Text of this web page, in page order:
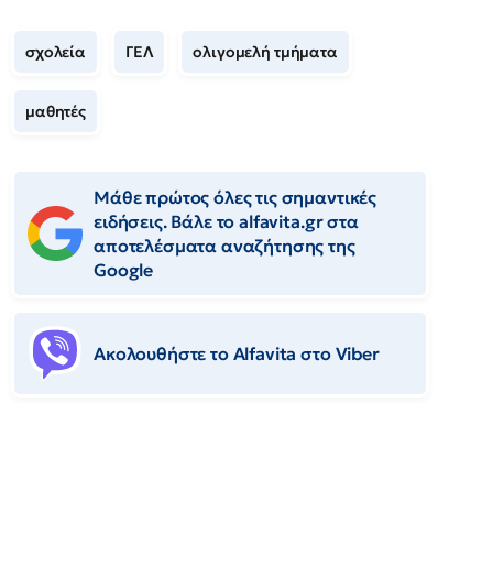
σχολεία ΓΕΛ ολιγομελή τμήματα
μαθητές
Μάθε πρώτος όλες τις σημαντικές
ειδήσεις. Βάλε το alfavita.gr στα
αποτελέσματα αναζήτησης της
Google
Ακολουθήστε το Αlfavita στο Viber